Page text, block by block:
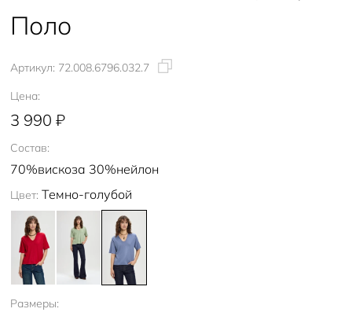
Поло
Артикул: 72.008.6796.032.7
Цена:
3 990 ₽
Состав:
70%вискоза 30%нейлон
Цвет: Темно-голубой
Размеры: